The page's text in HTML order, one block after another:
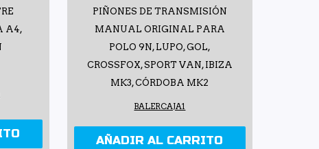
A4,
PIÑONES DE TRANSMISIÓN
MANUAL ORIGINAL PARA
POLO 9N, LUPO, GOL,
CROSSFOX, SPORT VAN, IBIZA
MK3, CÓRDOBA MK2
BALERCAJA1
AÑADIR AL CARRITO